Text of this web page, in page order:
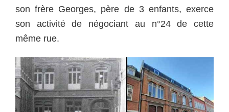
son frère Georges, père de 3 enfants, exerce
son activité de négociant au n°24 de cette
même rue.